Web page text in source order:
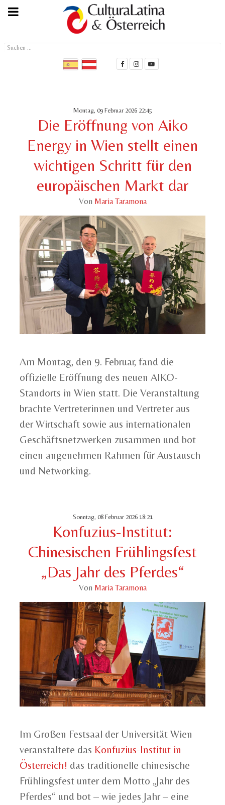
Suchen
Montag, 09 Februar 2026 22:45
Die Eröffnung von Aiko
Energy in Wien stellt einen
wichtigen Schritt für den
europäischen Markt dar
Von Maria Taramona
Am Montag, den 9. Februar, fand die
offizielle Eröffnung des neuen AIKO-
Standorts in Wien statt. Die Veranstaltung
brachte Vertreterinnen und Vertreter aus
der Wirtschaft sowie aus internationalen
Geschäftsnetzwerken zusammen und bot
einen angenehmen Rahmen für Austausch
und Networking.
Sonntag, 08 Februar 2026 18:21
Konfuzius-Institut:
Chinesischen Frühlingsfest
„Das Jahr des Pferdes“
Von Maria Taramona
Im Großen Festsaal der Universität Wien
veranstaltete das Konfuzius-Institut in
Österreich! das traditionelle chinesische
Frühlingsfest unter dem Motto „Jahr des
Pferdes“ und bot – wie jedes Jahr – eine